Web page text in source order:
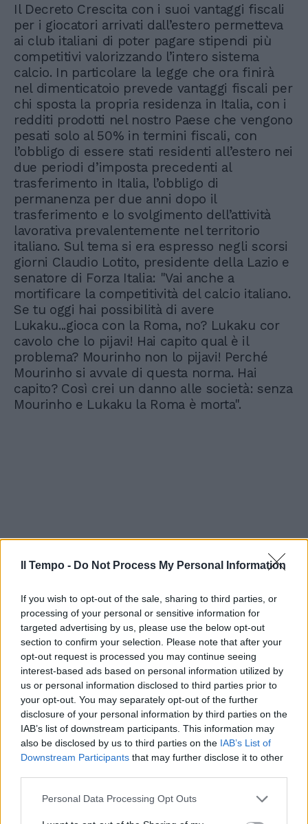
Il Tempo - Do Not Process My Personal Information
If you wish to opt-out of the sale, sharing to third parties, or
processing of your personal or sensitive information for
targeted advertising by us, please use the below opt-out
section to confirm your selection. Please note that after your
opt-out request is processed you may continue seeing
interest-based ads based on personal information utilized by
us or personal information disclosed to third parties prior to
your opt-out. You may separately opt-out of the further
disclosure of your personal information by third parties on the
IAB’s list of downstream participants. This information may
also be disclosed by us to third parties on the IAB’s List of
Downstream Participants that may further disclose it to other
Personal Data Processing Opt Outs
Il Decreto Crescita con i suoi vantaggi fiscali
per i giocatori arrivati dall’estero permetteva
ai club italiani di poter pagare stipendi più
competitivi valorizzando l’intero sistema
calcio. In particolare la legge che ora finirà
nel dimenticatoio prevede vantaggi fiscali per
chi sposta la propria residenza in Italia, con i
redditi prodotti nel nostro Paese che vengono
pesati solo al 50% in termini fiscali, con
l’obbligo di essere stati residenti all’estero nei
due periodi d’imposta precedenti al
trasferimento in Italia, l’obbligo di
permanenza per due anni dopo il
trasferimento e lo svolgimento dell’attività
lavorativa prevalentemente nel territorio
italiano. Sul tema si era espresso negli scorsi
giorni Claudio Lotito, presidente della Lazio e
senatore di Forza Italia: "Vai anche a
mortificare la competitività del calcio italiano.
Se tu oggi hai possibilità di avere
Lukaku...gioca con la Roma, no? Lukaku cor
cavolo che lo pijavi! Hai capito qual è il
problema? Mourinho non lo pijavi! Perché
Mourinho si avvale di questa norma. Hai
capito? Così crei un danno alle società: senza
Mourinho e Lukaku la Roma è morta".